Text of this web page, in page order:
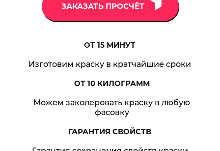
ЗАКАЗАТЬ ПРОСЧЁТ
ОТ 15 МИНУТ
Изготовим краску в кратчайшие сроки
ОТ 10КИЛОГРАММ
Можем заколеровать краску в любую
фасовку
ГАРАНТИЯ СВОЙСТВ